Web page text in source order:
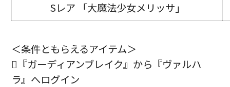
Sレア 「大魔法少女メリッサ」
＜条件ともらえるアイテム＞
『ガーディアンブレイク』から『ヴァルハ
ラ』へログイン